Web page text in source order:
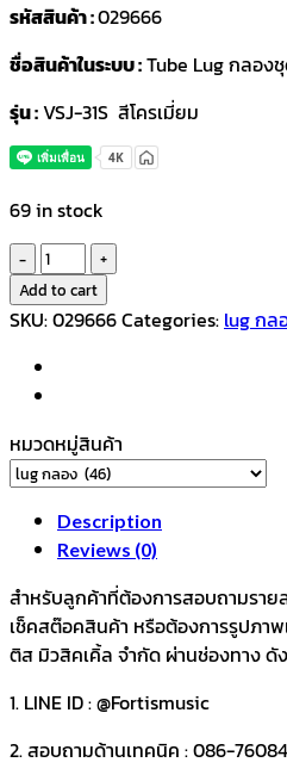
รหัสสินค้า :029666
ชื่อสินค้าในระบบ :Tube Lug กลอง
รุ่น :VSJ-31S สีโครเมี่ยม
69 in stock
Tube
Lug
กลอง
โค
ร
ยม
ขา
เตี้ย
23
ระ
ยะ
รูน๊อต
ซม.
(32
Add to cart
SKU:029666Categories: lug กล
หมวดหมู่สินค้า
Description
Reviews (0)
สำหรับลูกค้าที่ต้องการสอบถามราย
เช็คสต๊อคสินค้า หรือต้องการรูปภา
ติส มิวสิคเคิ้ล จำกัด ผ่านช่องทาง ดั
1. LINE ID : @Fortismusic
2. สอบถามด้านเทคนิค : 086-